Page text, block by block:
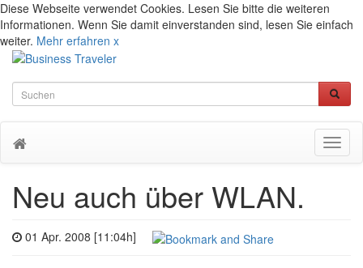
Diese Webseite verwendet Cookies. Lesen Sie bitte die weiteren
Informationen. Wenn Sie damit einverstanden sind, lesen Sie einfach
weiter. Mehr erfahren x
Neu auch über WLAN.
01 Apr. 2008 [11:04h]